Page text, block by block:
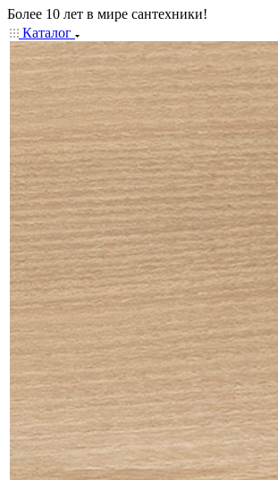
Более 10 лет в мире сантехники!
Каталог